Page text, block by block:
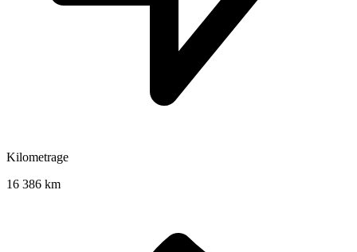
Kilometrage
16 386 km